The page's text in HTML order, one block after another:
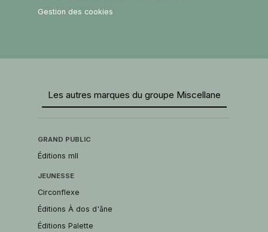
Gestion des cookies
Les autres marques du groupe Miscellane
GRAND PUBLIC
Éditions mll
JEUNESSE
Circonflexe
Éditions À dos d'âne
Éditions Palette